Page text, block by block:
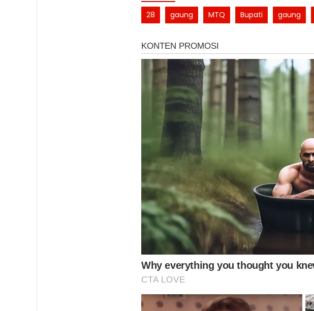
28 gaung MTQ Bupati gaung